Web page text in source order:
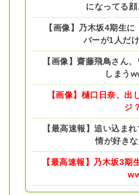
になってる
【画像】乃木坂4期生
バーが1人だ
【画像】齋藤飛鳥さん
しまう
【画像】樋口日奈、
ジ
【最高速報】追い込ま
情が好き
【最高速報】乃木坂3